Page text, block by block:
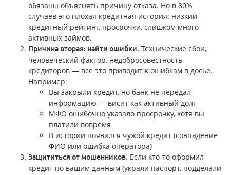
обязаны объяснять причину отказа. Но в 80%
случаев это плохая кредитная история: низкий
кредитный рейтинг, просрочки, слишком много
активных займов.
Причина вторая: найти ошибки. Технические сбои,
человеческий фактор, недобросовестность
кредиторов — все это приводит к ошибкам в досье.
Например:
Вы закрыли кредит, но банк не передал
информацию — висит как активный долг
МФО ошибочно указало просрочку, хотя вы
платили вовремя
В истории появился чужой кредит (совпадение
ФИО или ошибка оператора)
Защититься от мошенников. Если кто-то оформил
кредит по вашим данным (украли паспорт, подделали